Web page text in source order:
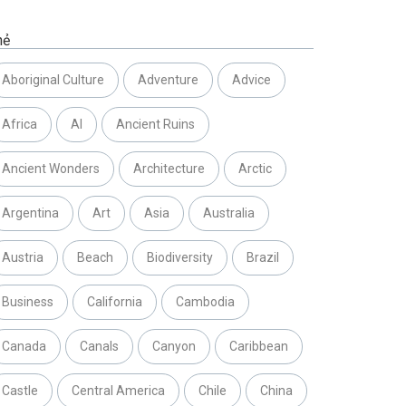
Aboriginal Culture Adventure Advice
Africa AI Ancient Ruins
Ancient Wonders Architecture Arctic
Argentina Art Asia Australia
Austria Beach Biodiversity Brazil
Business California Cambodia
Canada Canals Canyon Caribbean
Castle Central America Chile China